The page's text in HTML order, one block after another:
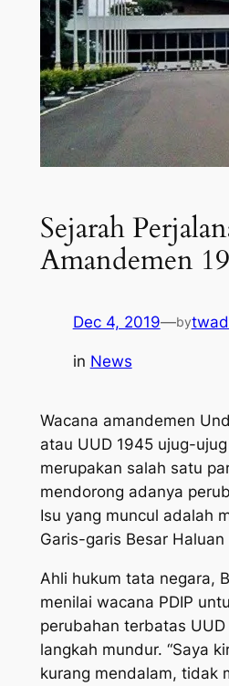
Sejarah
Amandemen
Dec 4, 2019—by
in News
Wacana amandemen
atau UUD 1945 ujug-
merupakan salah satu
mendorong adanya
Isu yang muncul adalah
Garis-garis Besar Haluan
Ahli hukum tata negara,
menilai wacana PDIP
perubahan terbatas
langkah mundur. “Saya
kurang mendalam, tidak